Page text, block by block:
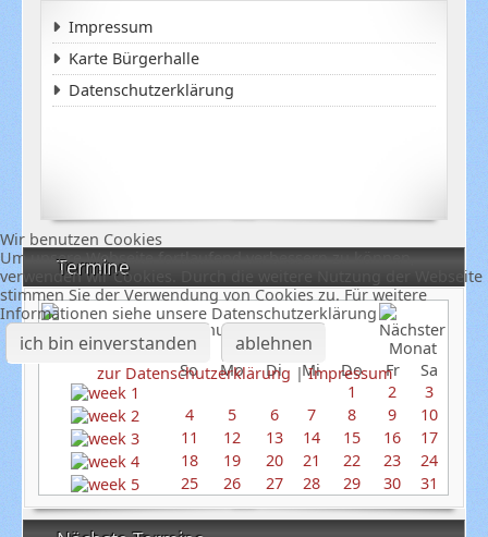
Termine
Januar 2026
So
Mo Di Mi Do Fr
Sa
1
2
3
4
5 6 7 8 9
10
11
12 13 14 15 16
17
18
19 20 21 22 23
24
25
26 27 28 29 30 31
Impressum
Karte Bürgerhalle
Datenschutzerklärung
Wir benutzen Cookies
Um unsere Webseite fortlaufend verbessern zu können,
verwenden wir Cookies. Durch die weitere Nutzung der Webseite
stimmen Sie der Verwendung von Cookies zu. Für weitere
Informationen siehe unsere Datenschutzerklärung
ich bin einverstanden ablehnen
zur Datenschutzerklärung |Impressum